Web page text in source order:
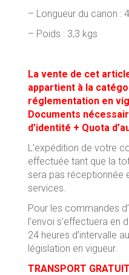
– Longueur du canon :
– Poids : 3,3 kgs
La vente de cet
appartient à la
réglementation en
Documents
d’identité + Quota
L’expédition de votre
effectuée tant que la
sera pas réceptionnée
services.
Pour les commandes
l’envoi s’effectuera en
24 heures d’intervalle
législation en vigueur.
TRANSPORT